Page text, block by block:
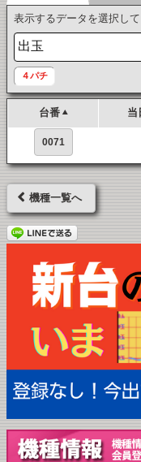
表示するデータを選択して
４パチ
台番 当
0071
機種一覧へ